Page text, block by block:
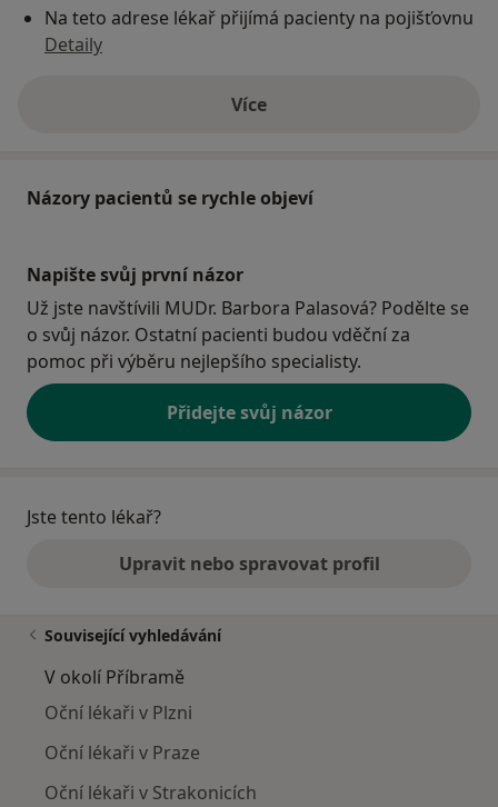
Na teto adrese lékař přijímá pacienty na pojišťovnu
Detaily
Víceo adrese
Názory pacientů se rychle objeví
Napište svůj první názor
Už jste navštívili MUDr. Barbora Palasová? Podělte se
o svůj názor. Ostatní pacienti budou vděční za
pomoc při výběru nejlepšího specialisty.
Přidejte svůj názor
Jste tento lékař?
Upravit nebo spravovat profil
Související vyhledávání
V okolí Příbramě
Oční lékaři v Plzni
Oční lékaři v Praze
Oční lékaři v Strakonicích